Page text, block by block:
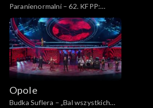
Paranienormalni – 62. KFPP:
„KabareTYM”
Opole
Budka Suflera – „Bal wszystkich